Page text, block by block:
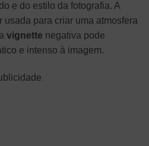
e do estilo da fotografia. A
usada para criar uma atmosfera
vignette negativa pode
e intenso à imagem.